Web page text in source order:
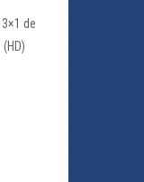
de